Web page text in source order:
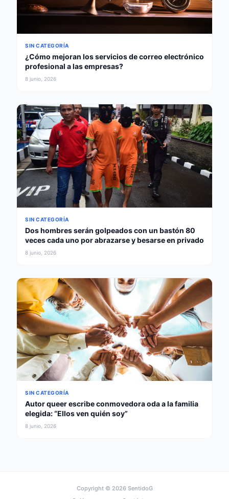
SIN CATEGORÍA
¿Cómo mejoran los servicios de correo electrónico
profesional a las empresas?
8 junio, 2026
SIN CATEGORÍA
Dos hombres serán golpeados con un bastón 80
veces cada uno por abrazarse y besarse en privado
8 junio, 2026
SIN CATEGORÍA
Autor queer escribe conmovedora oda a la familia
elegida: “Ellos ven quién soy”
8 junio, 2026
Copyright © 2026 SentidoG